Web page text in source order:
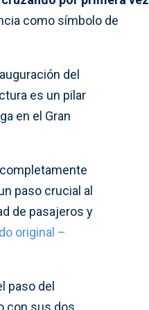
como símbolo de
del
es un pilar
en el Gran
paso crucial al
de pasajeros y
original –
paso del
con sus dos